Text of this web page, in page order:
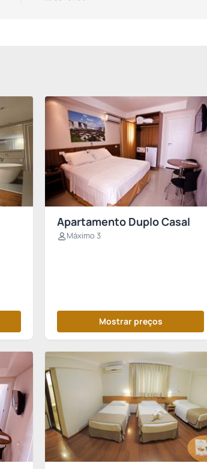
Apartamento Duplo Casal
Máximo 3
Mostrar preços